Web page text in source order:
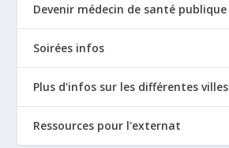
Devenir médecin de santé publique
Soirées infos
Plus d'infos sur les différentes villes
Ressources pour l'externat